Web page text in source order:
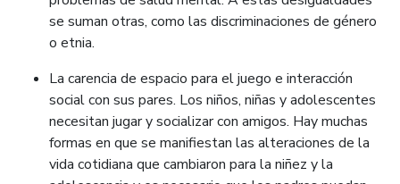
se suman otras, como las discriminaciones de género
o etnia.
La carencia de espacio para el juego e interacción
social con sus pares. Los niños, niñas y adolescentes
necesitan jugar y socializar con amigos. Hay muchas
formas en que se manifiestan las alteraciones de la
vida cotidiana que cambiaron para la niñez y la